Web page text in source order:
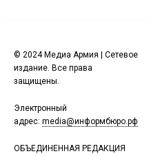
© 2024 Медиа Армия | Сетевое
издание. Все права
защищены.
Электронный
адрес: media@информбюро.рф
ОБЪЕДИНЕННАЯ РЕДАКЦИЯ